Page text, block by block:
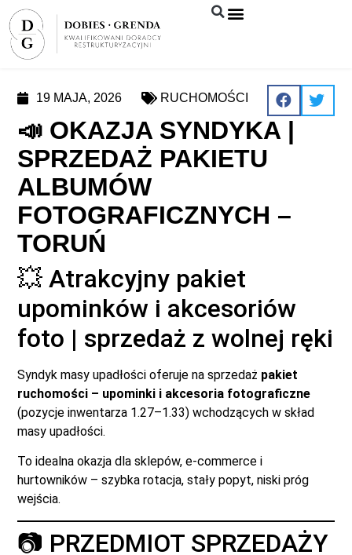
19 MAJA, 2026 RUCHOMOŚCI
📣 OKAZJA SYNDYKA |
SPRZEDAŻ PAKIETU
ALBUMÓW
FOTOGRAFICZNYCH –
TORUŃ
💥 Atrakcyjny pakiet
upominków i akcesoriów
foto | sprzedaż z wolnej ręki
Syndyk masy upadłości oferuje na sprzedaż pakiet
ruchomości – upominki i akcesoria fotograficzne
(pozycje inwentarza 1.27–1.33) wchodzących w skład
masy upadłości.
To idealna okazja dla sklepów, e-commerce i
hurtowników – szybka rotacja, stały popyt, niski próg
wejścia.
📷 PRZEDMIOT SPRZEDAŻY